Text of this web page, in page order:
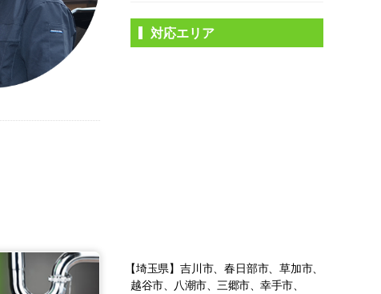
対応エリア
【埼玉県】吉川市、春日部市、草加市、
越谷市、八潮市、三郷市、幸手市、